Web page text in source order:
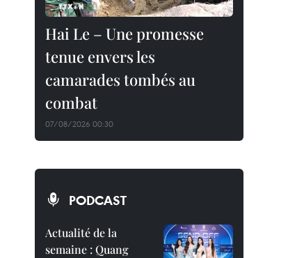
Hai Le – Une promesse
tenue envers les
camarades tombés au
combat
07/08/2026 00:30
PODCAST
Actualité de la
semaine : Quang